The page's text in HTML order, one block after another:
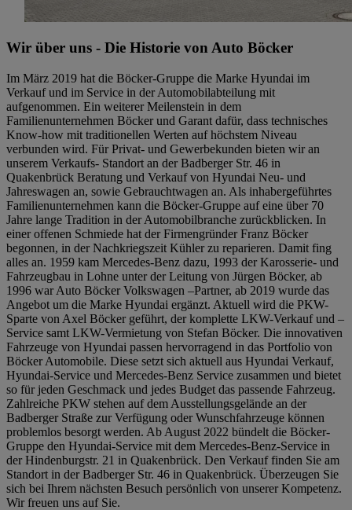
Wir über uns - Die Historie von Auto Böcker
Im März 2019 hat die Böcker-Gruppe die Marke Hyundai im
Verkauf und im Service in der Automobilabteilung mit
aufgenommen. Ein weiterer Meilenstein in dem
Familienunternehmen Böcker und Garant dafür, dass technisches
Know-how mit traditionellen Werten auf höchstem Niveau
verbunden wird. Für Privat- und Gewerbekunden bieten wir an
unserem Verkaufs- Standort an der Badberger Str. 46 in
Quakenbrück Beratung und Verkauf von Hyundai Neu- und
Jahreswagen an, sowie Gebrauchtwagen an. Als inhabergeführtes
Familienunternehmen kann die Böcker-Gruppe auf eine über 70
Jahre lange Tradition in der Automobilbranche zurückblicken. In
einer offenen Schmiede hat der Firmengründer Franz Böcker
begonnen, in der Nachkriegszeit Kühler zu reparieren. Damit fing
alles an. 1959 kam Mercedes-Benz dazu, 1993 der Karosserie- und
Fahrzeugbau in Lohne unter der Leitung von Jürgen Böcker, ab
1996 war Auto Böcker Volkswagen –Partner, ab 2019 wurde das
Angebot um die Marke Hyundai ergänzt. Aktuell wird die PKW-
Sparte von Axel Böcker geführt, der komplette LKW-Verkauf und –
Service samt LKW-Vermietung von Stefan Böcker. Die innovativen
Fahrzeuge von Hyundai passen hervorragend in das Portfolio von
Böcker Automobile. Diese setzt sich aktuell aus Hyundai Verkauf,
Hyundai-Service und Mercedes-Benz Service zusammen und bietet
so für jeden Geschmack und jedes Budget das passende Fahrzeug.
Zahlreiche PKW stehen auf dem Ausstellungsgelände an der
Badberger Straße zur Verfügung oder Wunschfahrzeuge können
problemlos besorgt werden. Ab August 2022 bündelt die Böcker-
Gruppe den Hyundai-Service mit dem Mercedes-Benz-Service in
der Hindenburgstr. 21 in Quakenbrück. Den Verkauf finden Sie am
Standort in der Badberger Str. 46 in Quakenbrück. Überzeugen Sie
sich bei Ihrem nächsten Besuch persönlich von unserer Kompetenz.
Wir freuen uns auf Sie.